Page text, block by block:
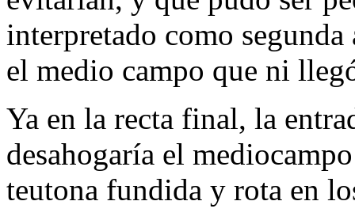
interpretado como
el medio campo que ni
Ya en la recta final, la
desahogaría el
teutona fundida y rota en